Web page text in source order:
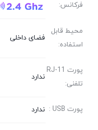
فرکانس:
محیط قابل
استفاده:
فضای داخلی
پورت RJ-11
تلفنی:
ندارد
پورت USB : ندارد